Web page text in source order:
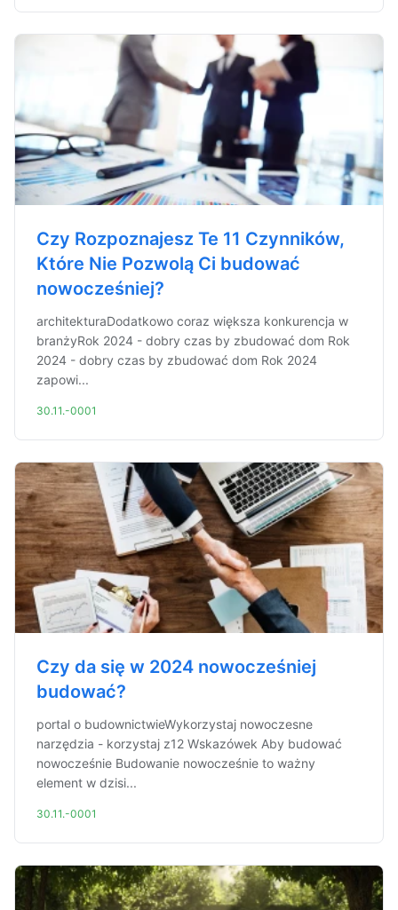
Czy Rozpoznajesz Te 11 Czynników,
Które Nie Pozwolą Ci budować
nowocześniej?
architekturaDodatkowo coraz większa konkurencja w
branżyRok 2024 - dobry czas by zbudować dom Rok
2024 - dobry czas by zbudować dom Rok 2024
zapowi...
30.11.-0001
Czy da się w 2024 nowocześniej
budować?
portal o budownictwieWykorzystaj nowoczesne
narzędzia - korzystaj z12 Wskazówek Aby budować
nowocześnie Budowanie nowocześnie to ważny
element w dzisi...
30.11.-0001